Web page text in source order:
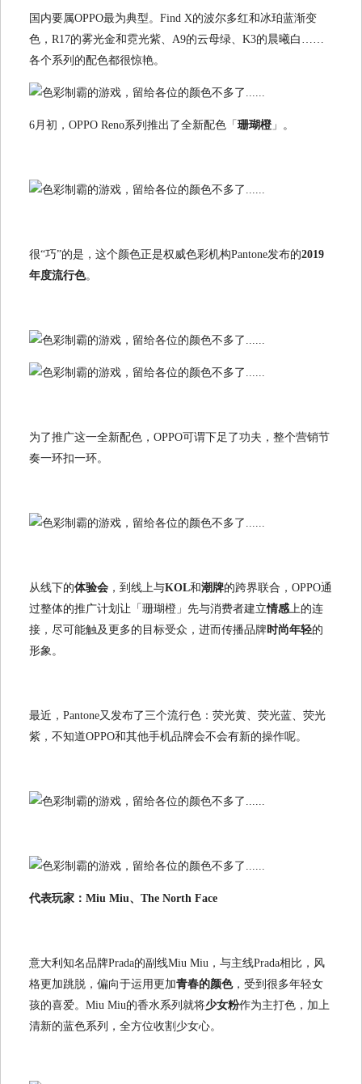
国内要属OPPO最为典型。Find X的波尔多红和冰珀蓝渐变
色，R17的雾光金和霓光紫、A9的云母绿、K3的晨曦白……
各个系列的配色都很惊艳。
6月初，OPPO Reno系列推出了全新配色「 珊瑚橙 」。
很“巧”的是，这个颜色正是权威色彩机构Pantone发布的2019
年度流行色。
为了推广这一全新配色，OPPO可谓下足了功夫，整个营销节
奏一环扣一环。
从线下的体验会 ，到线上与KOL和潮牌的跨界联合，OPPO通
过整体的推广计划让「珊瑚橙」先与消费者建立情感上的连
接，尽可能触及更多的目标受众，进而传播品牌时尚年轻的
形象。
最近，Pantone又发布了三个流行色：荧光黄、荧光蓝、荧光
紫，不知道OPPO和其他手机品牌会不会有新的操作呢。
代表玩家：Miu Miu、The North Face
意大利知名品牌Prada的副线Miu Miu，与主线Prada相比，风
格更加跳脱，偏向于运用更加青春的颜色，受到很多年轻女
孩的喜爱。Miu Miu的香水系列就将少女粉作为主打色，加上
清新的蓝色系列，全方位收割少女心。